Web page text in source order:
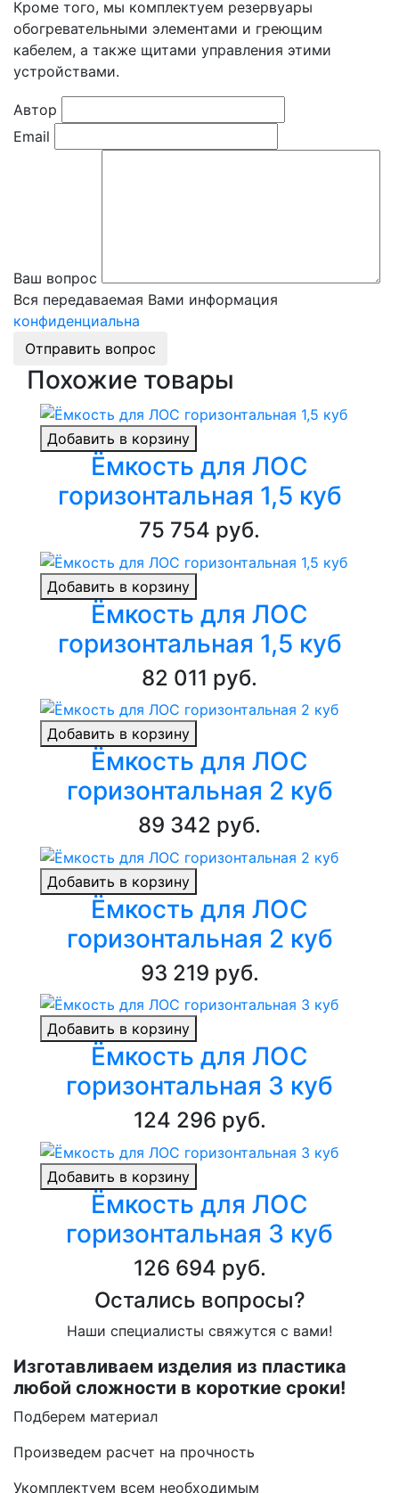
Кроме того, мы комплектуем резервуары
обогревательными элементами и греющим
кабелем, а также щитами управления этими
устройствами.
Автор
Email
Ваш вопрос
Вся передаваемая Вами информация
конфиденциальна
Отправить вопрос
Похожие товары
Добавить в корзину
Ёмкость для ЛОС
горизонтальная 1,5 куб
75 754 руб.
Добавить в корзину
Ёмкость для ЛОС
горизонтальная 1,5 куб
82 011 руб.
Добавить в корзину
Ёмкость для ЛОС
горизонтальная 2 куб
89 342 руб.
Добавить в корзину
Ёмкость для ЛОС
горизонтальная 2 куб
93 219 руб.
Добавить в корзину
Ёмкость для ЛОС
горизонтальная 3 куб
124 296 руб.
Добавить в корзину
Ёмкость для ЛОС
горизонтальная 3 куб
126 694 руб.
Остались вопросы?
Наши специалисты свяжутся с вами!
Изготавливаем изделия из пластика
любой сложности в короткие сроки!
Подберем материал
Произведем расчет на прочность
Укомплектуем всем необходимым